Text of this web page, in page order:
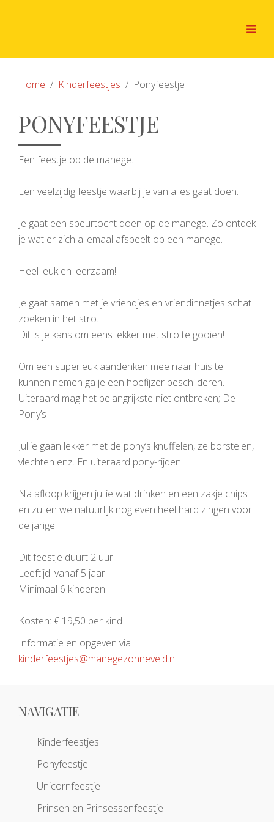
Home Kinderfeestjes Ponyfeestje
PONYFEESTJE
Een feestje op de manege.
Een veelzijdig feestje waarbij je van alles gaat doen.
Je gaat een speurtocht doen op de manege. Zo ontdek
je wat er zich allemaal afspeelt op een manege.
Heel leuk en leerzaam!
Je gaat samen met je vriendjes en vriendinnetjes schat
zoeken in het stro.
Dit is je kans om eens lekker met stro te gooien!
Om een superleuk aandenken mee naar huis te
kunnen nemen ga je een hoefijzer beschilderen.
Uiteraard mag het belangrijkste niet ontbreken; De
Pony’s !
Jullie gaan lekker met de pony’s knuffelen, ze borstelen,
vlechten enz. En uiteraard pony-rijden.
Na afloop krijgen jullie wat drinken en een zakje chips
en zullen we natuurlijk nog even heel hard zingen voor
de jarige!
Dit feestje duurt 2 uur.
Leeftijd: vanaf 5 jaar.
Minimaal 6 kinderen.
Kosten: € 19,50 per kind
Informatie en opgeven via
kinderfeestjes@manegezonneveld.nl
NAVIGATIE
Kinderfeestjes
Ponyfeestje
Unicornfeestje
Prinsen en Prinsessenfeestje